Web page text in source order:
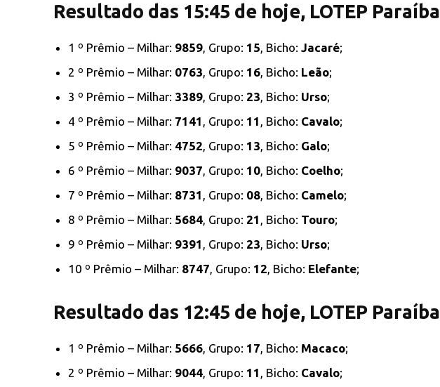
Resultado das 15:45 de hoje, LOTEP Paraíba
1 º Prêmio – Milhar: 9859, Grupo: 15, Bicho: Jacaré;
2 º Prêmio – Milhar: 0763, Grupo: 16, Bicho: Leão;
3 º Prêmio – Milhar: 3389, Grupo: 23, Bicho: Urso;
4 º Prêmio – Milhar: 7141 , Grupo: 11 , Bicho: Cavalo;
5 º Prêmio – Milhar: 4752, Grupo: 13, Bicho: Galo;
6 º Prêmio – Milhar: 9037, Grupo: 10, Bicho: Coelho;
7 º Prêmio – Milhar: 8731 , Grupo: 08, Bicho: Camelo;
8 º Prêmio – Milhar: 5684, Grupo: 21 , Bicho: Touro;
9 º Prêmio – Milhar: 9391 , Grupo: 23, Bicho: Urso;
10 º Prêmio – Milhar: 8747, Grupo: 12, Bicho: Elefante;
Resultado das 12:45 de hoje, LOTEP Paraíba
1 º Prêmio – Milhar: 5666, Grupo: 17, Bicho: Macaco;
2 º Prêmio – Milhar: 9044, Grupo: 11 , Bicho: Cavalo;